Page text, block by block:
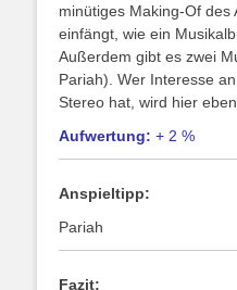
minütiges Making-Of des
einfängt, wie ein
Außerdem gibt es zwei
Pariah). Wer Interesse
Stereo hat, wird hier
Aufwertung: + 2 %
Anspieltipp:
Pariah
Fazit: